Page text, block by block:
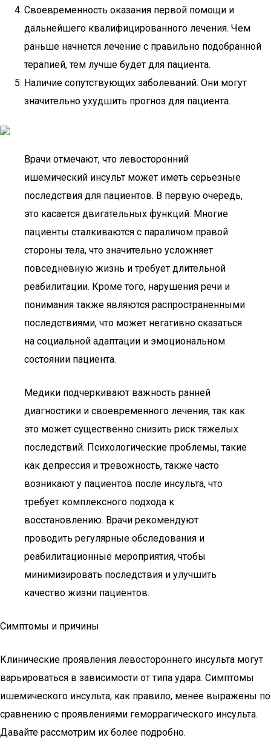
Своевременность оказания первой помощи и
дальнейшего квалифицированного лечения. Чем
раньше начнется лечение с правильно подобранной
терапией, тем лучше будет для пациента.
Наличие сопутствующих заболеваний. Они могут
значительно ухудшить прогноз для пациента.
Врачи отмечают, что левосторонний
ишемический инсульт может иметь серьезные
последствия для пациентов. В первую очередь,
это касается двигательных функций. Многие
пациенты сталкиваются с параличом правой
стороны тела, что значительно усложняет
повседневную жизнь и требует длительной
реабилитации. Кроме того, нарушения речи и
понимания также являются распространенными
последствиями, что может негативно сказаться
на социальной адаптации и эмоциональном
состоянии пациента.
Медики подчеркивают важность ранней
диагностики и своевременного лечения, так как
это может существенно снизить риск тяжелых
последствий. Психологические проблемы, такие
как депрессия и тревожность, также часто
возникают у пациентов после инсульта, что
требует комплексного подхода к
восстановлению. Врачи рекомендуют
проводить регулярные обследования и
реабилитационные мероприятия, чтобы
минимизировать последствия и улучшить
качество жизни пациентов.
Симптомы и причины
Клинические проявления левостороннего инсульта могут
варьироваться в зависимости от типа удара. Симптомы
ишемического инсульта, как правило, менее выражены по
сравнению с проявлениями геморрагического инсульта.
Давайте рассмотрим их более подробно.